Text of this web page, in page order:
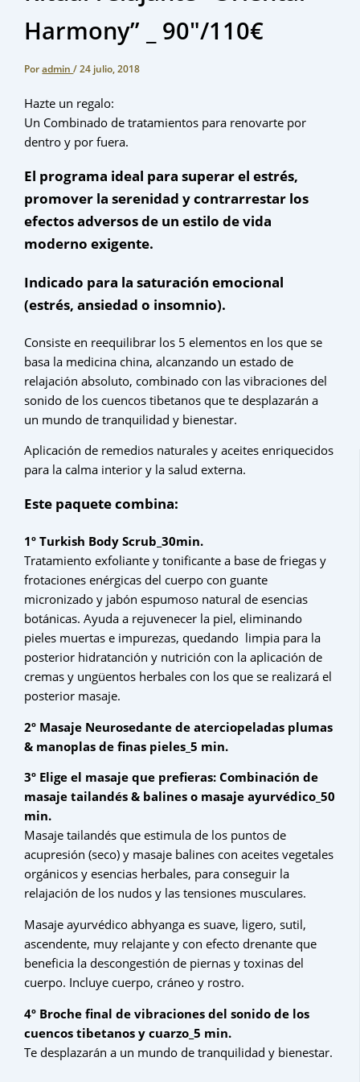
Harmony” _ 90″/110€
Poradmin/24 julio, 2018
Hazte un regalo:
Un Combinado de tratamientos para renovarte por
dentro y por fuera.
El programa ideal para superar el estrés,
promover la serenidad y contrarrestar los
efectos adversos de un estilo de vida
moderno exigente.
Indicado para la saturación emocional
(estrés, ansiedad o insomnio).
Consiste en reequilibrar los 5 elementos en los que se
basa la medicina china, alcanzando un estado de
relajación absoluto, combinado con las vibraciones del
sonido de los cuencos tibetanos que te desplazarán a
un mundo de tranquilidad y bienestar.
Aplicación de remedios naturales y aceites enriquecidos
para la calma interior y la salud externa.
Este paquete combina:
1º Turkish Body Scrub_30min.
Tratamiento exfoliante y tonificante a base de friegas y
frotaciones enérgicas del cuerpo con guante
micronizado y jabón espumoso natural de esencias
botánicas. Ayuda a rejuvenecer la piel, eliminando
pieles muertas e impurezas, quedando limpia para la
posterior hidratanción y nutrición con la aplicación de
cremas y ungüentos herbales con los que se realizará el
posterior masaje.
2º Masaje Neurosedante de aterciopeladas plumas
& manoplas de finas pieles_5 min.
3º Elige el masaje que prefieras: Combinación de
masaje tailandés & balines o masaje ayurvédico_50
min.
Masaje tailandés que estimula de los puntos de
acupresión (seco) y masaje balines con aceites vegetales
orgánicos y esencias herbales, para conseguir la
relajación de los nudos y las tensiones musculares.
Masaje ayurvédico abhyanga es suave, ligero, sutil,
ascendente, muy relajante y con efecto drenante que
beneficia la descongestión de piernas y toxinas del
cuerpo. Incluye cuerpo, cráneo y rostro.
4º Broche final de vibraciones del sonido de los
cuencos tibetanos y cuarzo_5 min.
Te desplazarán a un mundo de tranquilidad y bienestar.